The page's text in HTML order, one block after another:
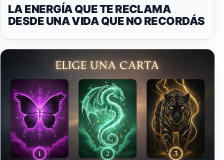
LA ENERGÍA QUE TE RECLAMA
DESDE UNA VIDA QUE NO RECORDÁS